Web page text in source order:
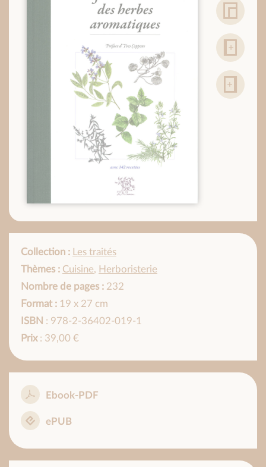
Collection : Les traités
Thèmes : Cuisine, Herboristerie
Nombre de pages : 232
Format : 19 x 27 cm
ISBN : 978-2-36402-019-1
Prix: 39,00 €
Ebook-PDF
ePUB